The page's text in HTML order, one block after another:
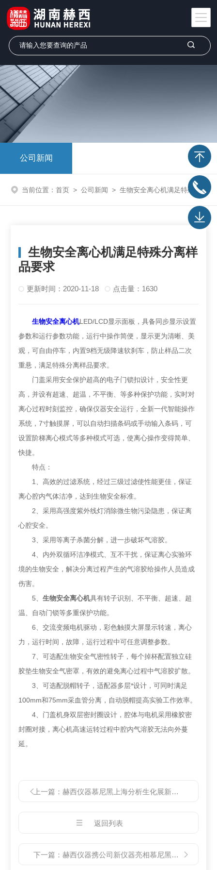
公司新闻
当前位置： 首页 > 公司新闻 > 生物安全离心机满足特殊分离样品要求
生物安全离心机满足特殊分离样
品要求
更新时间：2020-11-18 点击量：1630
生物安全离心机LED/LCD显示面板，具备同步显示设置
参数和运行参数功能，运行中操作简便，显示更为清晰、美
观，可自由停车，内置9档无级降速软刹车，防止样品二次
重悬，满足特殊分离样品要求。
门盖采用安全保护超高的电子门锁扣设计，安全性更
高，并设有超速、超温，不平衡、等多种保护功能，实时对
离心过程时刻监控，确保仪器安全运行，全新一代智能操作
系统，7寸触摸屏，可以自动扫描条码或手动输入条码，可
设置阶梯离心模式等多种模式可选，使离心操作变得简单、
快捷。
特点：
1、高效的过滤系统，经过三级过滤使性能更佳，保证
离心腔内气体洁净，达到生物安全标准。
2、采用高强度紫外线灯消除微生物污染隐患，保证离
心腔安全。
3、采用等离子杀菌分解，进一步破坏气溶胶。
4、内外双循环洁净模式、互不干扰，保证离心实验环
境的生物安全，解决分离过程产生的气溶胶给操作人员造成
伤害。
5、生物安全离心机具有转子识别、不平衡、超速、超
温、自动门锁等多重保护功能。
6、交流变频电机驱动，彩色触摸大屏显示转速，离心
力，运行时间，故障，运行过程中可任意调整参数。
7、可选配生物安全气密性转子，每个掉杯配置独立硅
胶垫生物安全气密罩，有效的避免离心过程中气溶胶扩散。
3、可选配脱帽转子，适配器多层*设计，可同时满足
100mm和75mm采血管分离，自动脱帽提高实验工作效率。
4、门盖机身双层密封圈设计，腔体与电机采用橡胶密
封圈对接，离心机高速运转过程中腔内气溶胶无法向外蔓
延。
上一篇：赫西仪器慕尼黑上海分析生化展新品剪彩仪式
返回列表
下一篇：赫西仪器携公司新仪器亮相慕尼黑上海分析生化展